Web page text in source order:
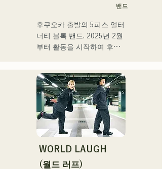
출연 중. 또 SNS에서의 동영
하고 있다.
밴드
후쿠오카 출발의 5피스 얼터
너티 블록 밴드. 2025년 2월
부터 활동을 시작하여 후쿠
로움이나 갈등에 다가가는
가사, 귀에 남는 기타 리프를
의식해, 듣는 사람의 마음에
새겨지는 듯한 사운드 만들
기를 목표로 하고 있다.
WORLD LAUGH
(월드 러프)